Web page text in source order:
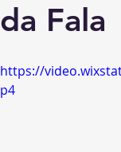
da Fala
https://
p4